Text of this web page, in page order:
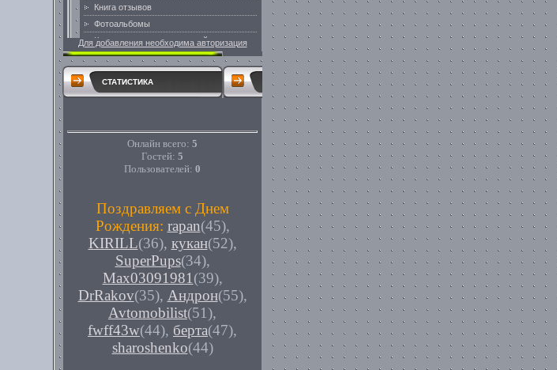
Для добавления необходима авторизация
СТАТИСТИКА
Онлайн всего: 5
Гостей: 5
Пользователей: 0
Поздравляем с Днем
Рождения: rapan(45),
KIRILL(36), кукан(52),
SuperPups(34),
Max03091981 (39),
DrRakov(35), Андрон(55),
Avtomobilist(51),
fwff43w(44), берта(47),
sharoshenko(44)